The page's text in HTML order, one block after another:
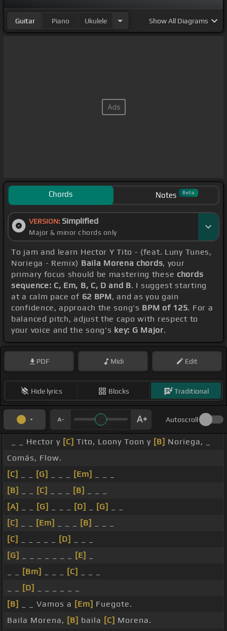
Guitar Piano Ukulele ShowAll Diagrams
Chords Notes Beta
VERSION: Simplified
Major & minor chords only
To jam and learn Hector Y Tito - (feat. Luny Tunes,
Noriega - Remix) Baila Morena chords, your
primary focus should be mastering these chords
sequence: C, Em, B, C, D and B. I suggest starting
at a calm pace of 62 BPM, and as you gain
confidence, approach the song's BPM of 125. For a
balanced pitch, adjust the capo with respect to
your voice and the song's key: G Major.
PDF Midi Edit
Hide lyrics Blocks Traditional
Autoscroll
_ _ Hector y [C] Tito, Loony Toon y [B] Noriega, _
Comás, Flow.
[C]
[G] [Em]
[B]
[C] [B]
[A]
[G] [D] [G]
[C]
[Em] [B]
[C]
[D]
[G]
[E]
[Bm] [C]
[D]
[B]
_ _ Vamos a [Em] Fuegote.
Baila Morena, [B] baila [C] Morena.